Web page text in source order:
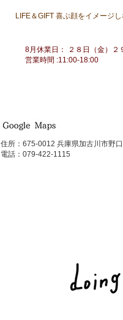
LIFE＆GIFT 喜ぶ顔をイメージ
8月休業日： ２８日（金）２
営業時間 :11:00-18:00
住所：675-0012 兵庫県加古川市野
電話：079-422-1115